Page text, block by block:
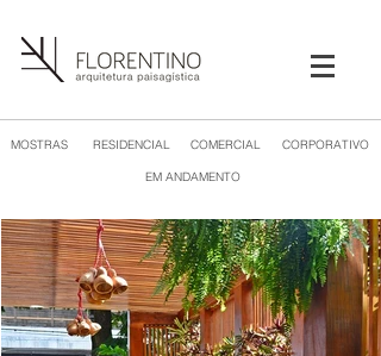
MOSTRAS RESIDENCIAL COMERCIAL
EM ANDAMENTO
CORPORATIVO